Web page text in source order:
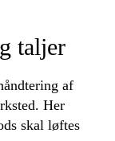
taljer
af
Her
skal løftes